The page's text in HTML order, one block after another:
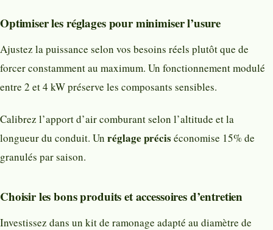
Optimiser les réglages pour minimiser l’usure
Ajustez la puissance selon vos besoins réels plutôt que de
forcer constamment au maximum. Un fonctionnement modulé
entre 2 et 4 kW préserve les composants sensibles.
Calibrez l’apport d’air comburant selon l’altitude et la
longueur du conduit. Un réglage précis économise 15% de
granulés par saison.
Choisir les bons produits et accessoires d’entretien
Investissez dans un kit de ramonage adapté au diamètre de